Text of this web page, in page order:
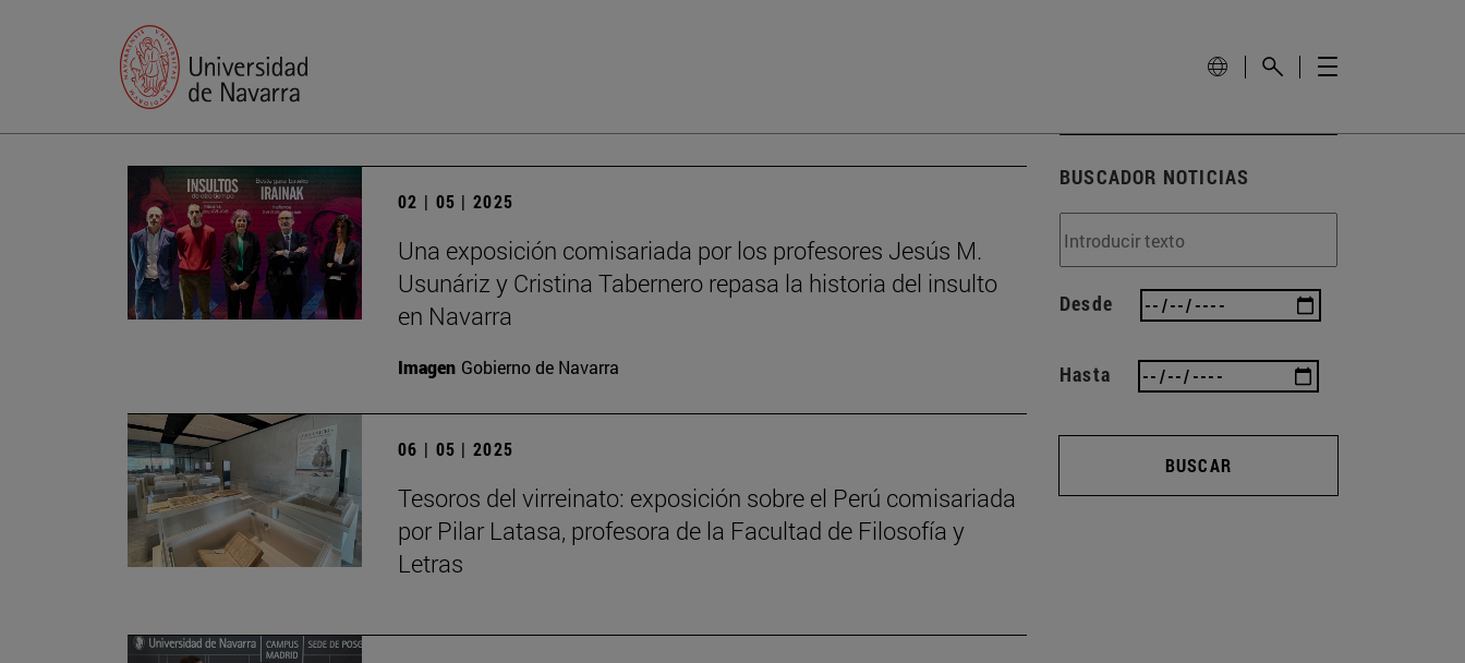
02 | 05 | 2025
Una exposición comisariada por los profesores Jesús M.
Usunáriz y Cristina Tabernero repasa la historia del insulto
en Navarra
Imagen Gobierno de Navarra
06 | 05 | 2025
Tesoros del virreinato: exposición sobre el Perú comisariada
por Pilar Latasa, profesora de la Facultad de Filosofía y
Letras
BUSCADOR NOTICIAS
Desde
Hasta
BUSCAR